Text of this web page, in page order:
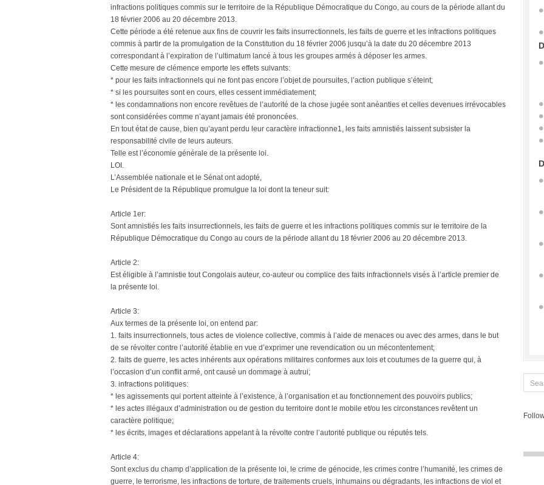
infractions politiques commis sur le territoire de la République Démocratique du Congo, au cours de la période allant du
18 février 2006 au 20 décembre 2013.
Cette période a été retenue aux fins de couvrir les faits insurrectionnels, les faits de guerre et les infractions politiques
commis à partir de la promulgation de la Constitution du 18 février 2006 jusqu’à la date du 20 décembre 2013
correspondant à l’expiration de l’ultimatum lancé à tous les groupes armés à déposer les armes.
Cette mesure de clémence emporte les effets suivants:
* pour les faits infractionnels qui ne font pas encore l’objet de poursuites, l’action publique s’éteint;
* si les poursuites sont en cours, elles cessent immédiatement;
* les condamnations non encore revêtues de l’autorité de la chose jugée sont anéanties et celles devenues irrévocables
sont considérées comme n’ayant jamais été prononcées.
En tout état de cause, bien qu’ayant perdu leur caractère infractionne1, les faits amnistiés laissent subsister la
responsabilité civile de leurs auteurs.
Telle est l’économie générale de la présente loi.
LOI.
L’Assemblée nationale et le Sénat ont adopté,
Le Président de la République promulgue la loi dont la teneur suit:
Article 1er:
Sont amnistiés les faits insurrectionnels, les faits de guerre et les infractions politiques commis sur le territoire de la
République Démocratique du Congo au cours de la période allant du 18 février 2006 au 20 décembre 2013.
Article 2:
Est éligible à l’amnistie tout Congolais auteur, co-auteur ou complice des faits infractionnels visés à l’article premier de
la présente loi.
Article 3:
Aux termes de la présente loi, on entend par:
1. faits insurrectionnels, tous actes de violence collective, commis à l’aide de menaces ou avec des armes, dans le but
de se révolter contre l’autorité établie en vue d’exprimer une revendication ou un mécontentement;
2. faits de guerre, les actes inhérents aux opérations militaires conformes aux lois et coutumes de la guerre qui, à
l’occasion d’un conflit armé, ont causé un dommage à autrui;
3. infractions politiques:
* les agissements qui portent atteinte à l’existence, à l’organisation et au fonctionnement des pouvoirs publics;
* les actes illégaux d’administration ou de gestion du territoire dont le mobile et/ou les circonstances revêtent un
caractère politique;
* les écrits, images et déclarations appelant à la révolte contre l’autorité publique ou réputés tels.
Article 4:
Sont exclus du champ d’application de la présente loi, le crime de génocide, les crimes contre l’humanité, les crimes de
guerre, le terrorisme, les infractions de torture, de traitements cruels, inhumains ou dégradants, les infractions de viol et